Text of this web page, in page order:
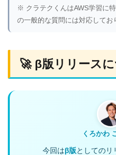
※ クラテクくんはAWS学習に
の一般的な質問には対応してお
🚀 β版リリース
くろかわ
今回はβ版としてのリ